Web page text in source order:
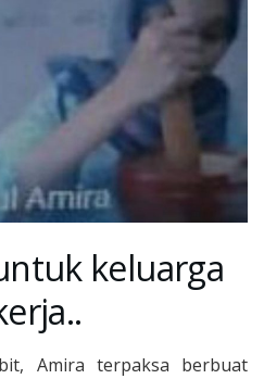
keluarga
Amira terpaksa berbuat